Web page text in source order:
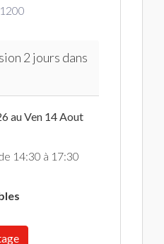
2 jours dans
au Ven 14 Aout
14:30 à 17:30